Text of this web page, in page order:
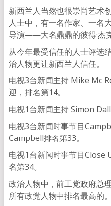
新西兰人当然也很崇尚艺术
人士中，有一名作家、一名
导演——大名鼎鼎的彼得·杰克
从今年最受信任的人士评选
治人物更让新西兰人信任。
电视3台新闻主持 Mike Mc
迎，排名第14。
电视1台新闻主持 Simon
电视3台新闻时事节目
Campbell排名第33。
电视1台新闻时事节目
名第34。
政治人物中，前工党政府总
所有政党人物中排名最高的。